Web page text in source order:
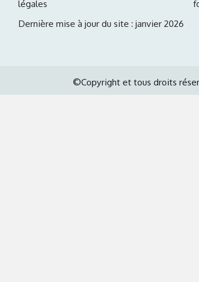
légales
Dernière mise à jour du site : janvier 2026
©Copyright et tous droits